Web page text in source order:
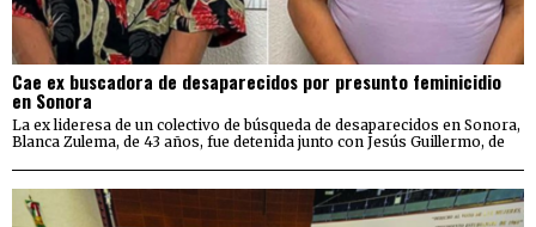
Cae ex buscadora de desaparecidos por presunto feminicidio
en Sonora
La ex lideresa de un colectivo de búsqueda de desaparecidos en Sonora,
Blanca Zulema, de 43 años, fue detenida junto con Jesús Guillermo, de